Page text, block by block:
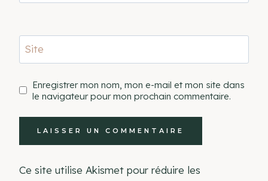
Site
Enregistrer mon nom, mon e-mail et mon site dans
le navigateur pour mon prochain commentaire.
Ce site utilise Akismet pour réduire les